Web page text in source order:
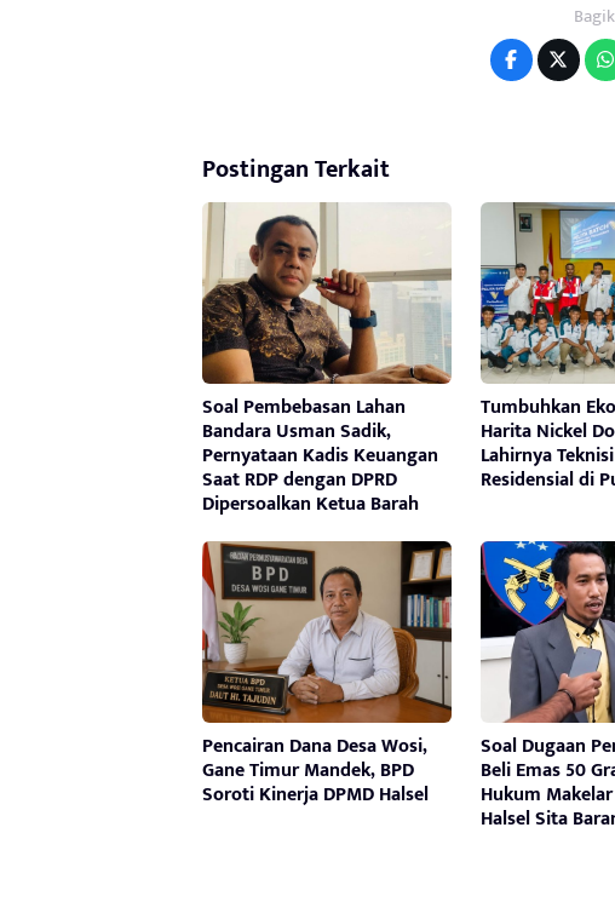
Postingan Terkait
Soal Pembebasan Lahan
Bandara Usman Sadik,
Pernyataan Kadis Keuangan
Saat RDP dengan DPRD
Dipersoalkan Ketua Barah
Tumbuhkan
Harita Nickel
Lahirnya
Residensial di
Pencairan Dana Desa Wosi,
Gane Timur Mandek, BPD
Soroti Kinerja DPMD Halsel
Soal Dugaan
Beli Emas 50
Hukum
Halsel Sita